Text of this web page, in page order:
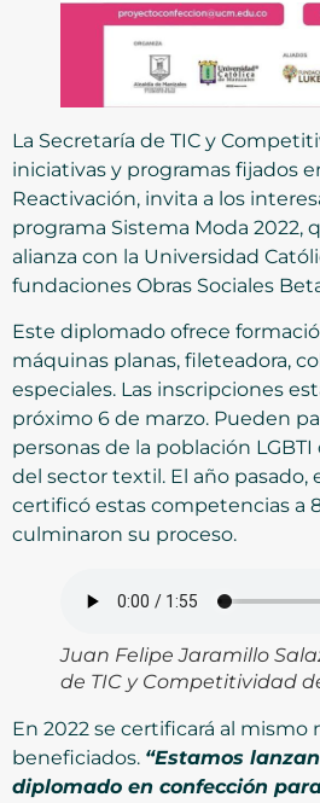
La Secretaría de TIC y
iniciativas y programas fijados
Reactivación, invita a los
programa Sistema Moda 2022,
alianza con la Universidad
fundaciones Obras Sociales
Este diplomado ofrece
máquinas planas, fileteadora,
especiales. Las inscripciones
próximo 6 de marzo. Pueden
personas de la población
del sector textil. El año pasado,
certificó estas competencias a
culminaron su proceso.
Juan Felipe Jaramillo
de TIC y Competitividad
En 2022 se certificará al mismo
beneficiados. “Estamos
diplomado en confección